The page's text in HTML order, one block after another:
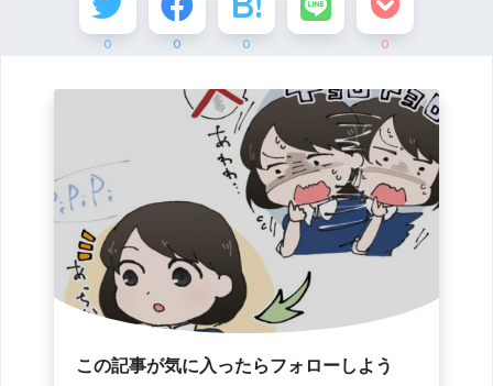
0 0 0 0
この記事が気に入ったらフォローしよう